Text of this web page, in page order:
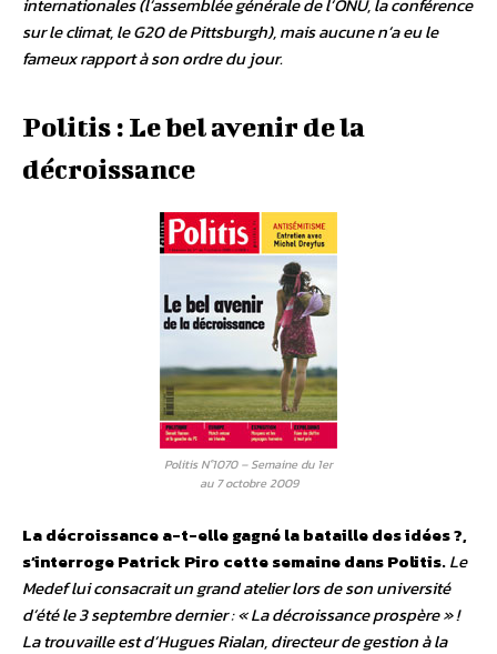
internationales (l’assemblée générale de l’ONU, la conférence
sur le climat, le G20 de Pittsburgh), mais aucune n’a eu le
fameux rapport à son ordre du jour.
Politis : Le bel avenir de la
décroissance
Politis N°1070 – Semaine du 1er
au 7 octobre 2009
La décroissance a-t-elle gagné la bataille des idées ?,
s’interroge Patrick Piro cette semaine dans Politis.Le
Medef lui consacrait un grand atelier lors de son université
d’été le 3 septembre dernier : « La décroissance prospère » !
La trouvaille est d’Hugues Rialan, directeur de gestion à la